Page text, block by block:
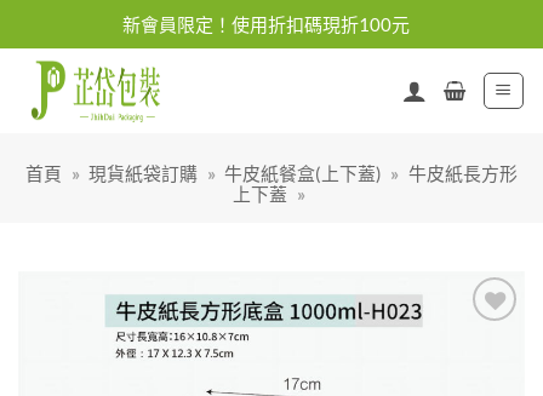
content
新會員限定！使用折扣碼現折100元
首頁 » 現貨紙袋訂購 » 牛皮紙餐盒(上下蓋) » 牛皮紙長方形
上下蓋 »